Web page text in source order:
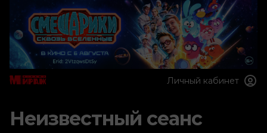
Личный кабинет
Неизвестный сеанс